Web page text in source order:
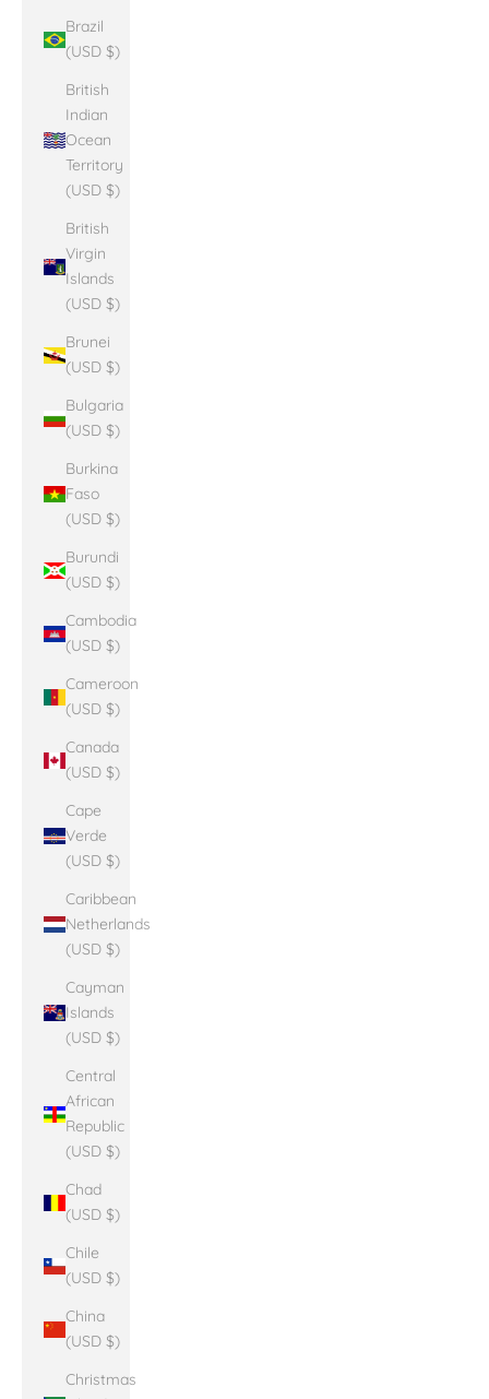
Brazil
(USD $)
British
Indian
Ocean
Territory
(USD $)
British
Virgin
Islands
(USD $)
Brunei
(USD $)
Bulgaria
(USD $)
Burkina
Faso
(USD $)
Burundi
(USD $)
Cambodia
(USD $)
Cameroon
(USD $)
Canada
(USD $)
Cape
Verde
(USD $)
Caribbean
Netherlands
(USD $)
Cayman
Islands
(USD $)
Central
African
Republic
(USD $)
Chad
(USD $)
Chile
(USD $)
China
(USD $)
Christmas